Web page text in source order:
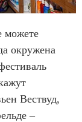
можете
окружена
Вествуд,
–